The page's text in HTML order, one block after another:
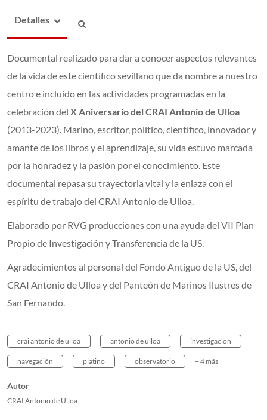
Detalles
Documental realizado para dar a conocer aspectos relevantes
de la vida de este científico sevillano que da nombre a nuestro
centro e incluido en las actividades programadas en la
celebración del X Aniversario del CRAI Antonio de Ulloa
(2013-2023). Marino, escritor, político, científico, innovador y
amante de los libros y el aprendizaje, su vida estuvo marcada
por la honradez y la pasión por el conocimiento. Este
documental repasa su trayectoria vital y la enlaza con el
espíritu de trabajo del CRAI Antonio de Ulloa.
Elaborado por RVG producciones con una ayuda del VII Plan
Propio de Investigación y Transferencia de la US.
Agradecimientos al personal del Fondo Antiguo de la US, del
CRAI Antonio de Ulloa y del Panteón de Marinos Ilustres de
San Fernando.
crai antonio de ulloa antonio de ulloa investigacion
navegación platino observatorio + 4 más
Autor
CRAI Antonio de Ulloa